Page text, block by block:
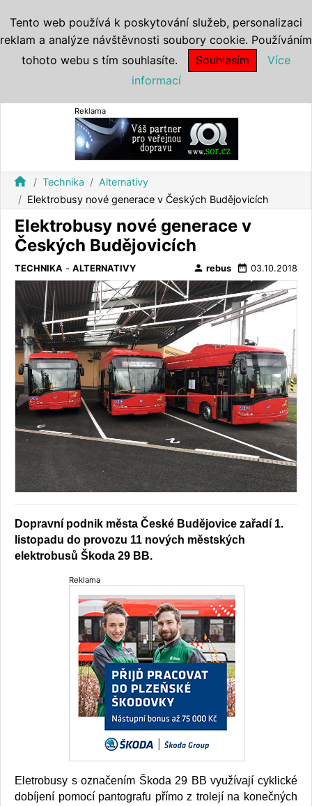
Reklama
home Technika
Alternativy
Elektrobusy nové generace v Českých Budějovicích
Elektrobusy nové generace v
Českých Budějovicích
TECHNIKA - ALTERNATIVY person rebus date_range 03.10.2018
Dopravní podnik města České Budějovice zařadí 1.
listopadu do provozu 11 nových městských
elektrobusů Škoda 29 BB.
Reklama
Eletrobusy s označením Škoda 29 BB využívají cyklické
dobíjení pomocí pantografu přímo z trolejí na konečných
Tento web používá k poskytování služeb, personalizaci
reklam a analýze návštěvnosti soubory cookie. Používáním
tohoto webu s tím souhlasíte.
Souhlasím
Více
informací